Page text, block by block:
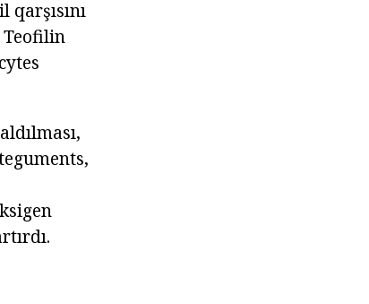
Teofilin